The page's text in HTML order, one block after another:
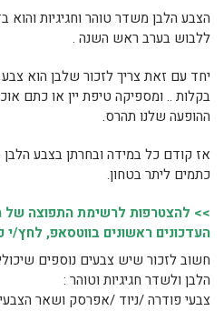
הצבע הלבן משדר טוהר וחגיגיות
ללבוש בערב ראש השנה .
יחד עם זאת צריך לזכור שלבן הוא
בקלות .. ומספיקה טיפת יין או כתם
ההופעה שלנו תהרס.
אז קודם כל במידה ובחרתן בצבע
כתמים ליתר בטחון.
>> להצטרפות לרשימת התפוצה של
העדכונים ראשונים בווטסאפ, לחץ/י
חשוב לזכור שיש צבעים נוספים
הלבן ולשדר חגיגיות וטוהר :
צבעי פודרה /ניוד /אפרסק ושאר